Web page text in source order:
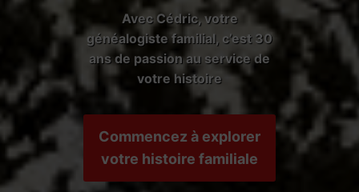
Avec Cédric, votre
généalogiste familial, c’est 30
ans de passion au service de
votre histoire
Commencez à explorer
votre histoire familiale